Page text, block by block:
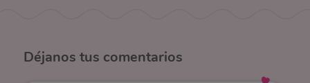
Déjanos tus comentarios